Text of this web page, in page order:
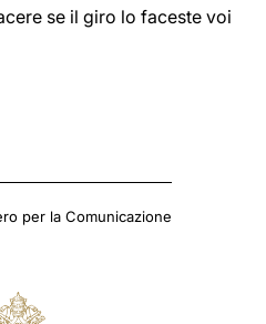
se il giro lo faceste voi
per la Comunicazione